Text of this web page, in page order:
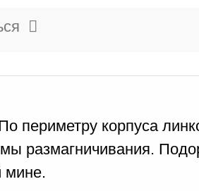
периметру корпуса
размагничивания.
мине.